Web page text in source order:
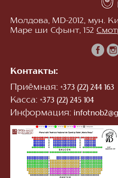
Молдова, MD-2012, мун.
Маре ши Сфынт, 152
Контакты:
Приёмная: +373 (22) 244 163
Касса: +373 (22) 245 104
Информация: